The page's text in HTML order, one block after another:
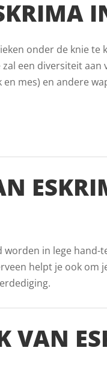
onder de knie te
zal een diversiteit
mes) en andere
in lege
helpt je ook om
VAN